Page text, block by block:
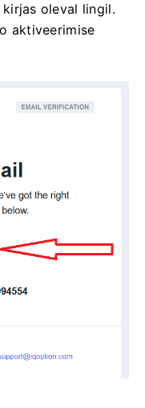
oleval lingil.
aktiveerimise